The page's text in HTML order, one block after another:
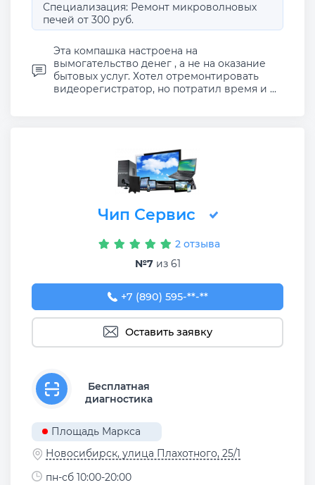
Специализация: Ремонт микроволновых
печей от 300 руб.
Эта компашка настроена на
вымогательство денег , а не на оказание
бытовых услуг. Хотел отремонтировать
видеорегистратор, но потратил время и ...
Чип Сервис
2 отзыва
№7из 61
+7 (890) 595-98-88
+7 (890) 595-**-**
Оставить заявку
Бесплатная
диагностика
Площадь Маркса
Новосибирск, улица Плахотного, 25/1
пн-сб 10:00-20:00